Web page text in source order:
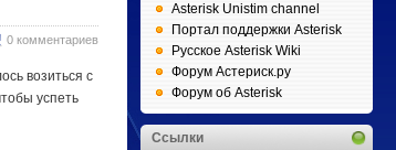
0 комментариев
возиться с
успеть
Asterisk Unistim channel
Портал поддержки Asterisk
Русское Asterisk Wiki
Форум Астериск.ру
Форум об Asterisk
Ссылки